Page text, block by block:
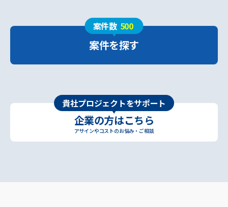
案件数 500
案件を探す
貴社プロジェクトをサポート
企業の方はこちら
アサインやコストのお悩み・ご相談